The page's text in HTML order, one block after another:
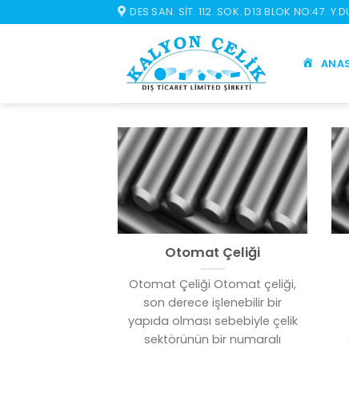
atla
DES SAN. SIT. 112. SOK. D13 BLOK NO:47.
Otomat Çeliği
Otomat Çeliği Otomat çeliği,
son derece işlenebilir bir
yapıda olması sebebiyle çelik
sektörünün bir numaralı